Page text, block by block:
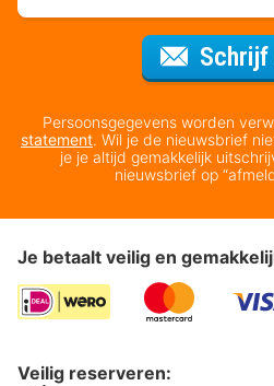
Schrijf
Persoonsgegevens worden
statement. Wil je de nieuwsbrief
je je altijd gemakkelijk
nieuwsbrief op
Je betaalt veilig en
Veilig reserveren: